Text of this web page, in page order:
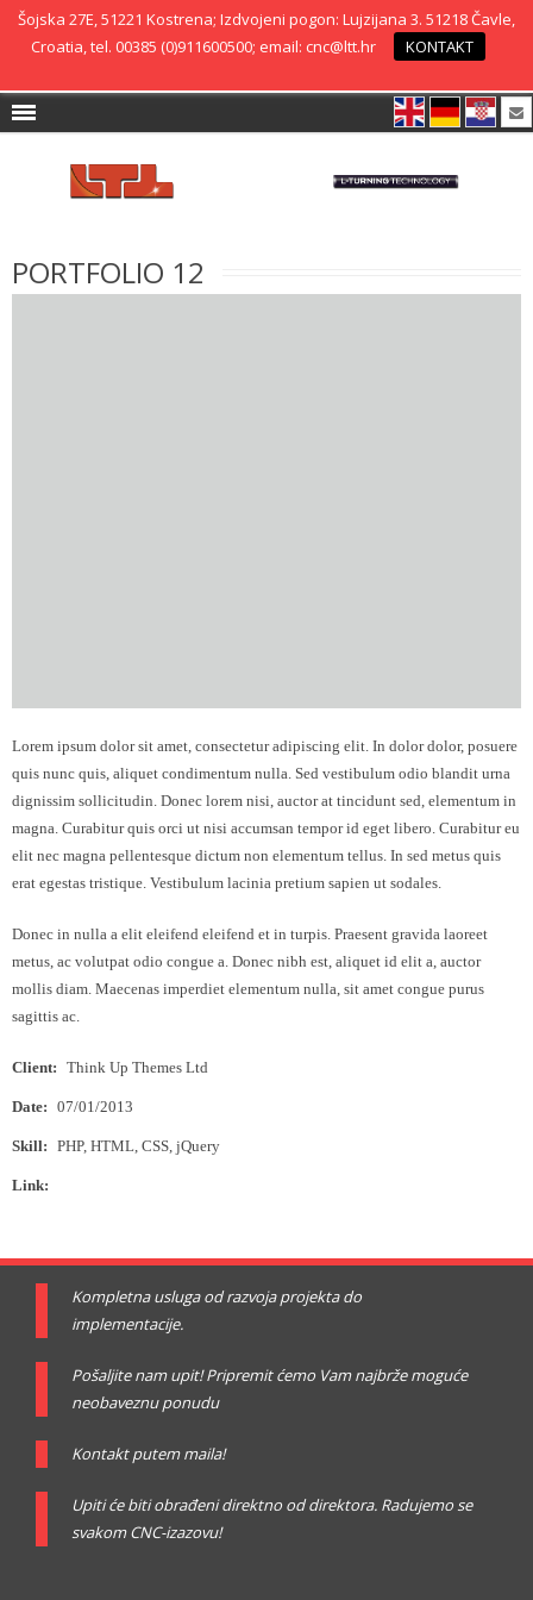
Šojska 27E, 51221 Kostrena; Izdvojeni pogon: Lujzijana 3. 51218 Čavle,
Croatia, tel. 00385 (0)911600500; email: cnc@ltt.hr
KONTAKT
PORTFOLIO 12
Lorem ipsum dolor sit amet, consectetur adipiscing elit. In dolor dolor, posuere
quis nunc quis, aliquet condimentum nulla. Sed vestibulum odio blandit urna
dignissim sollicitudin. Donec lorem nisi, auctor at tincidunt sed, elementum in
magna. Curabitur quis orci ut nisi accumsan tempor id eget libero. Curabitur eu
elit nec magna pellentesque dictum non elementum tellus. In sed metus quis
erat egestas tristique. Vestibulum lacinia pretium sapien ut sodales.
Donec in nulla a elit eleifend eleifend et in turpis. Praesent gravida laoreet
metus, ac volutpat odio congue a. Donec nibh est, aliquet id elit a, auctor
mollis diam. Maecenas imperdiet elementum nulla, sit amet congue purus
sagittis ac.
Client: Think Up Themes Ltd
Date: 07/01/2013
Skill: PHP, HTML, CSS, jQuery
Link:
Kompletna usluga od razvoja projekta do
implementacije.
Pošaljite nam upit! Pripremit ćemo Vam najbrže moguće
neobaveznu ponudu
Kontakt putem maila!
Upiti će biti obrađeni direktno od direktora. Radujemo se
svakom CNC-izazovu!